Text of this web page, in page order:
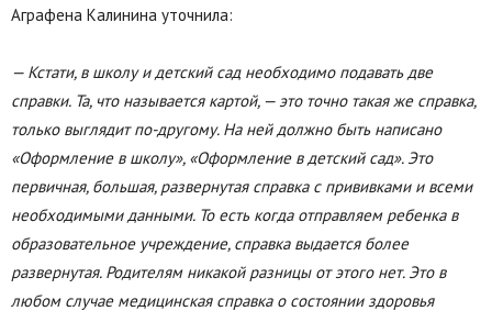
Аграфена Калинина уточнила:
— Кстати, в школу и детский сад необходимо подавать две
справки. Та, что называется картой, — это точно такая же справка,
только выглядит по-другому. На ней должно быть написано
«Оформление в школу», «Оформление в детский сад». Это
первичная, большая, развернутая справка с прививками и всеми
необходимыми данными. То есть когда отправляем ребенка в
образовательное учреждение, справка выдается более
развернутая. Родителям никакой разницы от этого нет. Это в
любом случае медицинская справка о состоянии здоровья